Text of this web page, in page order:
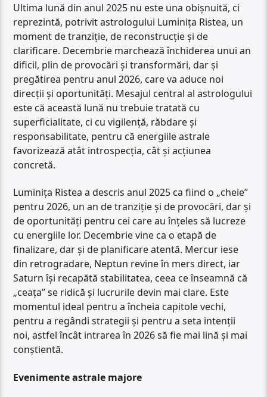
Ultima lună din anul 2025 nu este una obișnuită, ci
reprezintă, potrivit astrologului Luminița Ristea, un
moment de tranziție, de reconstrucție și de
clarificare. Decembrie marchează închiderea unui an
dificil, plin de provocări și transformări, dar și
pregătirea pentru anul 2026, care va aduce noi
direcții și oportunități. Mesajul central al astrologului
este că această lună nu trebuie tratată cu
superficialitate, ci cu vigilență, răbdare și
responsabilitate, pentru că energiile astrale
favorizează atât introspecția, cât și acțiunea
concretă.
Luminița Ristea a descris anul 2025 ca fiind o „cheie”
pentru 2026, un an de tranziție și de provocări, dar și
de oportunități pentru cei care au înțeles să lucreze
cu energiile lor. Decembrie vine ca o etapă de
finalizare, dar și de planificare atentă. Mercur iese
din retrogradare, Neptun revine în mers direct, iar
Saturn își recapătă stabilitatea, ceea ce înseamnă că
„ceața” se ridică și lucrurile devin mai clare. Este
momentul ideal pentru a încheia capitole vechi,
pentru a regândi strategii și pentru a seta intenții
noi, astfel încât intrarea în 2026 să fie mai lină și mai
conștientă.
Evenimente astrale majore